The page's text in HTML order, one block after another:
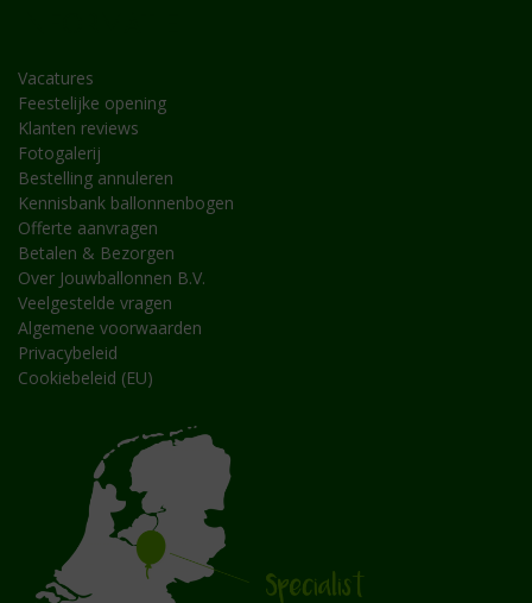
Vacatures
Feestelijke opening
Klanten reviews
Fotogalerij
Bestelling annuleren
Kennisbank ballonnenbogen
Offerte aanvragen
Betalen & Bezorgen
Over Jouwballonnen B.V.
Veelgestelde vragen
Algemene voorwaarden
Privacybeleid
Cookiebeleid (EU)